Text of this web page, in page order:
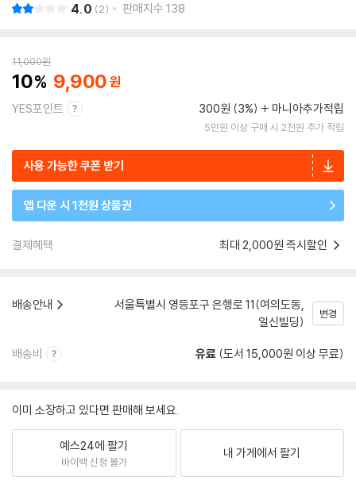
4.0 2 판매지수 138
11,000원
10 9,900
YES포인트 300원 (3%) 마니아추가적립
5만원 이상 구매 시 2천원 추가 적립
사용 가능한 쿠폰 받기
앱 다운 시 1천원 상품권
결제혜택 최대 2,000원 즉시할인
배송안내
서울특별시 영등포구 은행로 11(여의도동,
일신빌딩)
변경
배송비 유료 (도서 15,000원 이상 무료)
이미 소장하고 있다면 판매해 보세요.
예스24에 팔기
바이백 신청 불가
내 가게에서 팔기